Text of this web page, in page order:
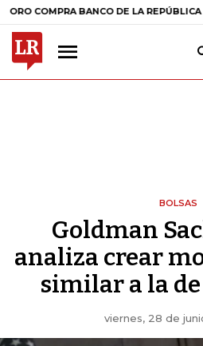
BANCO DE LA REPÚBLICA $
BOLSAS
Goldman
analiza crear
similar a la
viernes, 28 de